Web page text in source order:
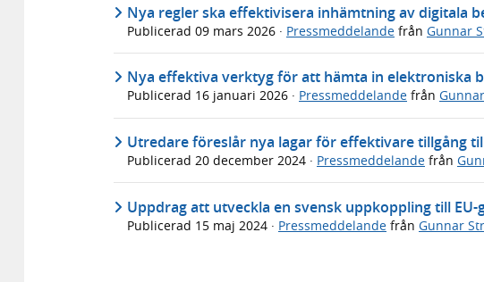
Nya regler ska effektivisera inhämtning av digitala
Publicerad 09 mars 2026 · Pressmeddelande från Gunnar
Nya effektiva verktyg för att hämta in elektroniska
Publicerad 16 januari 2026 · Pressmeddelande från
Utredare föreslår nya lagar för effektivare tillgång
Publicerad 20 december 2024 · Pressmeddelande från
Uppdrag att utveckla en svensk uppkoppling till EU-
Publicerad 15 maj 2024 · Pressmeddelande från Gunnar